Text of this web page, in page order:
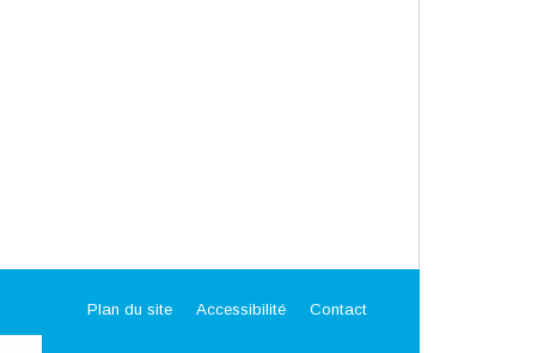
Plan du site Accessibilité Contact